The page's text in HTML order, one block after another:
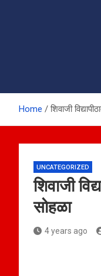
Home शिवाजी
UNCATEGORIZED
शिवाजी
सोहळा
4 years ago